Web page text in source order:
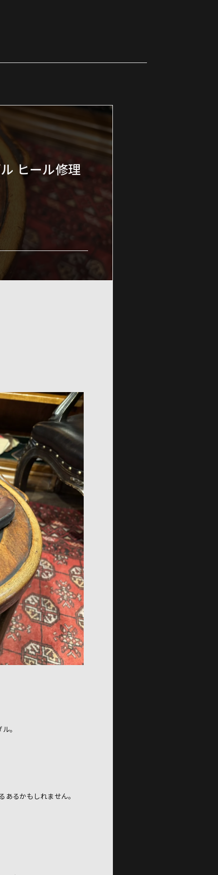
ヒール修理
。
るかもしれません。